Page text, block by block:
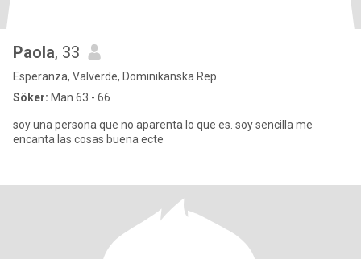
Paola, 33
Esperanza, Valverde, Dominikanska Rep.
Söker: Man 63 - 66
soy una persona que no aparenta lo que es. soy sencilla me
encanta las cosas buena ecte